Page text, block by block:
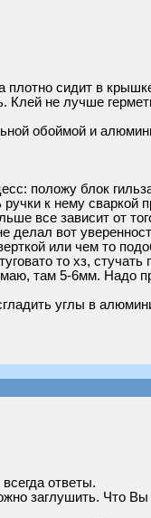
сидит в крышке
Клей не лучше
обоймой и
положу блок
к нему сваркой
все зависит от
делал вот
или чем то
то хз, стучать
там 5-6мм. Надо
углы в
ответы.
заглушить. Что